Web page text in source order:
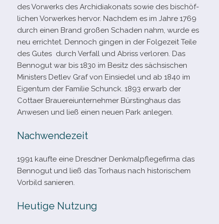
des Vorwerks des Archidiakonats sowie des bischöf­
li­chen Vorwerkes her­vor. Nachdem es im Jahre 1769
durch einen Brand gro­ßen Schaden nahm, wurde es
neu errich­tet. Dennoch gin­gen in der Folgezeit Teile
des Gutes durch Verfall und Abriss ver­lo­ren. Das
Bennogut war bis 1830 im Besitz des säch­si­schen
Ministers Detlev Graf von Einsiedel und ab 1840 im
Eigentum der Familie Schunck. 1893 erwarb der
Cottaer Brauereiunternehmer Bürstinghaus das
Anwesen und ließ einen neuen Park anlegen.
Nachwendezeit
1991 kaufte eine Dresdner Denkmalpflegefirma das
Bennogut und ließ das Torhaus nach his­to­ri­schem
Vorbild sanieren.
Heutige Nutzung